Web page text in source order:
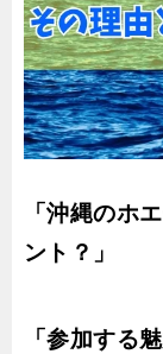
「沖縄のホ
ント？」
「参加する